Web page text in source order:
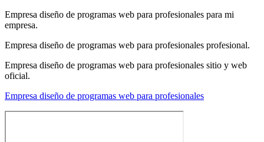
Empresa diseño de programas web para profesionales para mi
empresa.
Empresa diseño de programas web para profesionales profesional.
Empresa diseño de programas web para profesionales sitio y web
oficial.
Empresa diseño de programas web para profesionales